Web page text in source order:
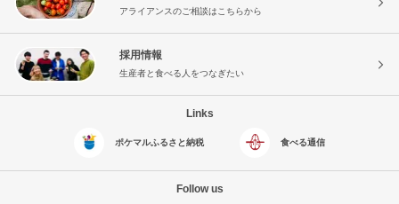
アライアンスのご相談はこちらから
採用情報
生産者と食べる人をつなぎたい
Links
ポケマルふるさと納税 食べる通信
Follow us